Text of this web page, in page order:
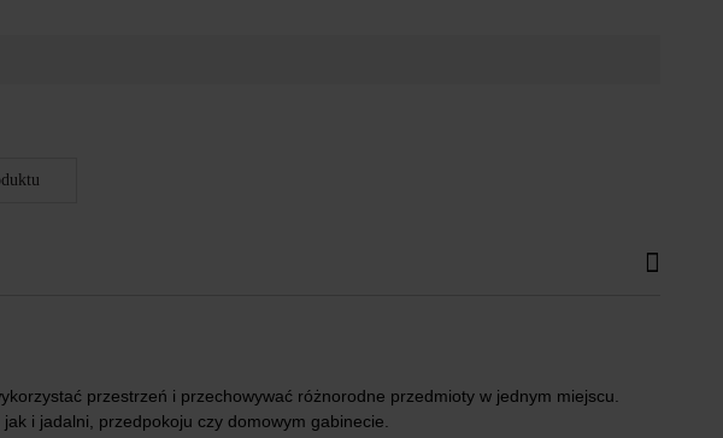
przestrzeń i przechowywać różnorodne przedmioty w jednym miejscu.
i jadalni, przedpokoju czy domowym gabinecie.